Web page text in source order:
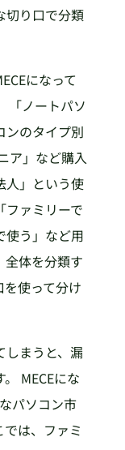
切り口で分類
になって
「ノートパソ
ンのタイプ別
ア」など購入
人」という使
ファミリーで
使う」など用
全体を分類す
使って分け
しまうと、漏
MECEにな
パソコン市
は、ファミ